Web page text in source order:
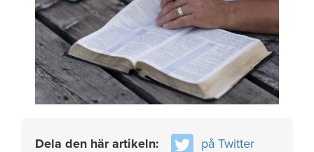
Dela den här artikeln:
på Twitter